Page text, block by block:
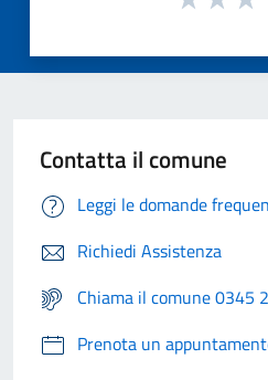
Contatta il comune
Leggi le domande
Richiedi Assistenza
Chiama il comune 0345
Prenota un